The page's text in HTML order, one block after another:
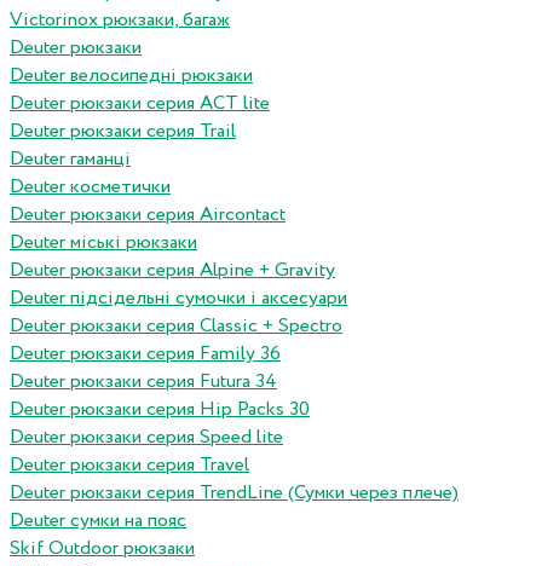
Victorinox рюкзаки, багаж
Deuter рюкзаки
Deuter велосипедні рюкзаки
Deuter рюкзаки серия ACT lite
Deuter рюкзаки серия Trail
Deuter гаманці
Deuter косметички
Deuter рюкзаки серия Aircontact
Deuter міські рюкзаки
Deuter рюкзаки серия Alpine + Gravity
Deuter підсідельні сумочки і аксесуари
Deuter рюкзаки серия Classic + Spectro
Deuter рюкзаки серия Family 36
Deuter рюкзаки серия Futura 34
Deuter рюкзаки серия Hip Packs 30
Deuter рюкзаки серия Speed lite
Deuter рюкзаки серия Travel
Deuter рюкзаки серия TrendLine (Сумки через плече)
Deuter сумки на пояс
Skif Outdoor рюкзаки